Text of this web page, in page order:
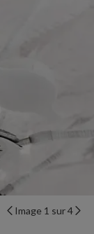
Image 1 sur 4